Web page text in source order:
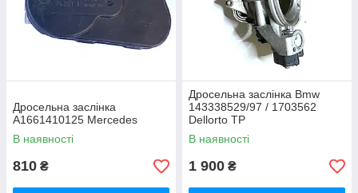
Дросельна заслінка
A1661410125 Mercedes
В наявності
810 ₴
Дросельна заслінка Bmw
143338529/97 / 1703562
Dellorto TP
В наявності
1 900 ₴